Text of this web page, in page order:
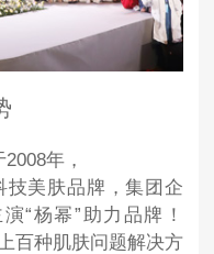
年，
技美肤品牌，集团企
“杨幂”助力品牌！
百种肌肤问题解决方